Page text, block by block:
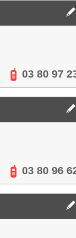
03 80 97
03 80 96